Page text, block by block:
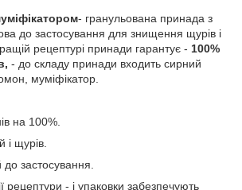
- гранульована принада з
до застосування для знищення щурів і
рецептурі принади гарантує - 100%
- до складу принади входить сирний
муміфікатор.
на 100%.
щурів.
до застосування.
рецептури - і упаковки забезпечують